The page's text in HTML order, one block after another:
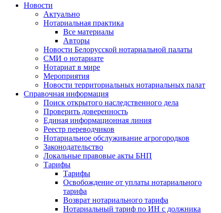
Новости
Актуально
Нотариальная практика
Все материалы
Авторы
Новости Белорусской нотариальной палаты
СМИ о нотариате
Нотариат в мире
Мероприятия
Новости территориальных нотариальных палат
Справочная информация
Поиск открытого наследственного дела
Проверить доверенность
Единая информационная линия
Реестр переводчиков
Нотариальное обслуживание агрогородков
Законодательство
Локальные правовые акты БНП
Тарифы
Тарифы
Освобождение от уплаты нотариального
тарифа
Возврат нотариального тарифа
Нотариальный тариф по ИН с должника